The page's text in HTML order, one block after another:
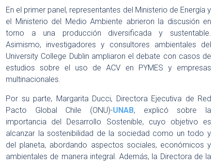
En el primer panel, representantes del Ministerio de Energía y
el Ministerio del Medio Ambiente abrieron la discusión en
torno a una producción diversificada y sustentable.
Asimismo, investigadores y consultores ambientales del
University College Dublin ampliaron el debate con casos de
estudios sobre el uso de ACV en PYMES y empresas
multinacionales.
Por su parte, Margarita Ducci, Directora Ejecutiva de Red
Pacto Global Chile (ONU)-UNAB, explicó sobre la
importancia del Desarrollo Sostenible, cuyo objetivo es
alcanzar la sostenibilidad de la sociedad como un todo y
del planeta, abordando aspectos sociales, económicos y
ambientales de manera integral. Además, la Directora de la